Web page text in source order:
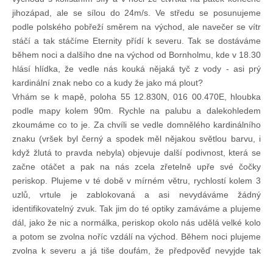
Technika lodí
Přednášky
O plavbách českých jachtařů
Převzaté články ze zahraničí
Ostatní články
Plavební oblasti
Fotogalerie
jihozápad, ale se sílou do 24m/s. Ve středu se posunujeme
podle polského pobřeží směrem na východ, ale navečer se vítr
stáčí a tak stáčíme Eternity přídí k severu. Tak se dostáváme
během noci a dalšího dne na východ od Bornholmu, kde v 18.30
hlásí hlídka, že vedle nás kouká nějaká tyč z vody - asi prý
kardinální znak nebo co a kudy že jako má plout?
Vrhám se k mapě, poloha 55 12.830N, 016 00.470E, hloubka
podle mapy kolem 90m. Rychle na palubu a dalekohledem
zkoumáme co to je. Za chvíli se vedle domnělého kardinálního
znaku (vršek byl černý a spodek měl nějakou světlou barvu, i
když žlutá to pravda nebyla) objevuje další podivnost, která se
začne otáčet a pak na nás zcela zřetelně upře své čočky
periskop. Plujeme v té době v mírném větru, rychlostí kolem 3
uzlů, vrtule je zablokovaná a asi nevydáváme žádný
identifikovatelný zvuk. Tak jim do té optiky zamáváme a plujeme
dál, jako že nic a normálka, periskop okolo nás udělá velké kolo
a potom se zvolna noříc vzdálí na východ. Během noci plujeme
zvolna k severu a já tiše doufám, že předpověď nevyjde tak